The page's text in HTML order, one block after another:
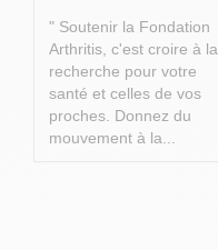
" Soutenir la Fondation
Arthritis, c'est croire à la
recherche pour votre
santé et celles de vos
proches. Donnez du
mouvement à la...